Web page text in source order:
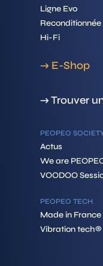
Ligne Evo
Reconditionnée
Hi-Fi
→ E-Shop
→ Trouver
PEOPEO
Actus
We are
VOODOO
PEOPEO TECH
Made in France
Vibration tech®